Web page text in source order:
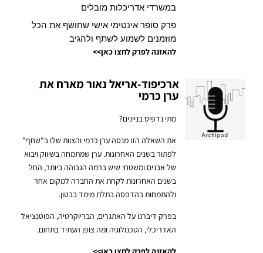
במשרדי אדריכלות מובלים
פרק סופר אינטימי אישי שחושף את הכל
מוזמנים לשמוע לשתף ולהגיב
להאזנה לפרק לחצו כאן>>
ארכיפוד-אריאל נאור מארח את
ערן כרמי
מתי נדפיס בניינים?
את השאלה הזו מנסה ערן כרמי והצוות שלו ב"שחף"
לפתור בשנים האחרונות. ערן שמתמחה בשיווק ויבוא
של אבנים ומשטחי שיש ברמה הגבוהה ביותר, החל
בשנים האחרונות לקחת את החברה למקום אחר
ולהתמחות בהדפסה בתלת מימד בבטון.
בפרק דיברנו על האתגרים, הבריוקרטיה, הפוטנציאל
האדריכלי, הטכנולוגיה ומה צופן העתיד בתחום.